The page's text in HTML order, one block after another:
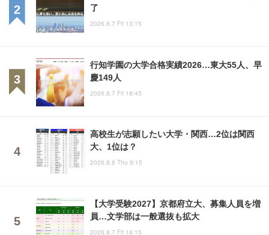
了
2026.8.7 Fri 13:15
行知学園の大学合格実績2026…東大55人、早
慶149人
2026.8.7 Fri 18:45
高校生が志願したい大学・関西…2位は関西
大、1位は？
2026.8.6 Thu 9:15
【大学受験2027】京都府立大、募集人員を増
員…文学部は一般選抜も拡大
2026.8.7 Fri 16:15